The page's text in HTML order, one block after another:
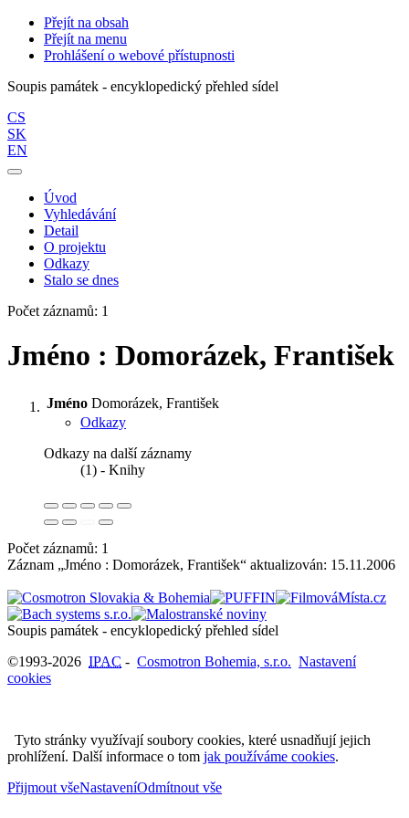
Přejít na obsah
Přejít na menu
Prohlášení o webové přístupnosti
Soupis památek - encyklopedický přehled sídel
CS
SK
EN
Úvod
Vyhledávání
Detail
O projektu
Odkazy
Stalo se dnes
Počet záznamů: 1
Jméno : Domorázek, František
Jméno Domorázek, František
Odkazy
Odkazy na další záznamy
(1) - Knihy
Počet záznamů: 1
Záznam „Jméno : Domorázek, František“ aktualizován: 15.11.2006
Soupis památek - encyklopedický přehled sídel
©1993-2026 IPAC - Cosmotron Bohemia, s.r.o. Nastavení
cookies
Tyto stránky využívají soubory cookies, které usnadňují jejich
prohlížení. Další informace o tom jak používáme cookies.
Přijmout všeNastaveníOdmítnout vše